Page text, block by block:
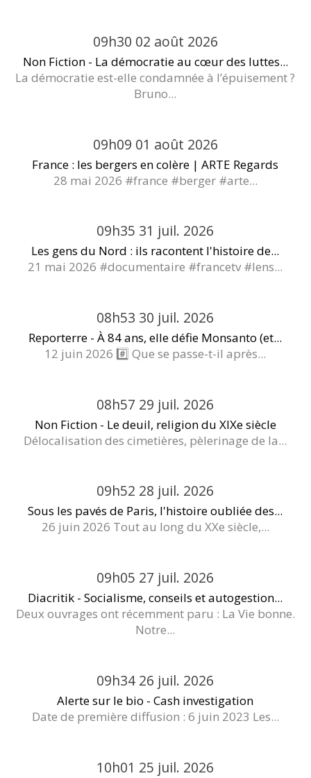
09h30 02 août 2026
Non Fiction - La démocratie au cœur des luttes...
La démocratie est-elle condamnée à l’épuisement ?
Bruno...
09h09 01 août 2026
France : les bergers en colère | ARTE Regards
28 mai 2026 #france #berger #arte...
09h35 31 juil. 2026
Les gens du Nord : ils racontent l'histoire de...
21 mai 2026 #documentaire #francetv #lens...
08h53 30 juil. 2026
Reporterre - À 84 ans, elle défie Monsanto (et...
12 juin 2026 #️⃣ Que se passe-t-il après...
08h57 29 juil. 2026
Non Fiction - Le deuil, religion du XIXe siècle
Délocalisation des cimetières, pèlerinage de la...
09h52 28 juil. 2026
Sous les pavés de Paris, l'histoire oubliée des...
26 juin 2026 Tout au long du XXe siècle,...
09h05 27 juil. 2026
Diacritik - Socialisme, conseils et autogestion...
Deux ouvrages ont récemment paru : La Vie bonne.
Notre...
09h34 26 juil. 2026
Alerte sur le bio - Cash investigation
Date de première diffusion : 6 juin 2023 Les...
10h01 25 juil. 2026